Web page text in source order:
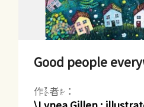
Good people
作者：